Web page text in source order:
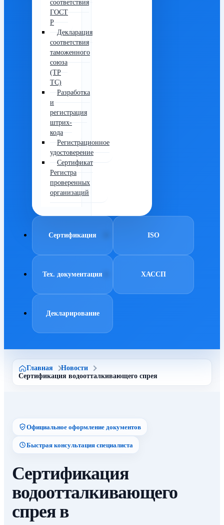
соответствия
ГОСТ
Р
Декларация
соответствия
таможенного
союза
(ТР
ТС)
Разработка
и
регистрация
штрих-
кода
Регистрационное
удостоверение
Сертификат
Регистра
проверенных
организаций
Сертификация ISO
Тех. документация ХАССП
Декларирование
Главная
Новости
Сертификация водоотталкивающего спрея
Официальное оформление документов
Быстрая консультация специалиста
Сертификация
водоотталкивающего
спрея в